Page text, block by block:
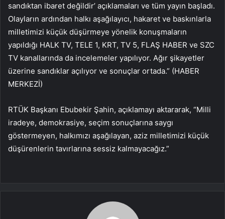
sandıktan ibaret değildir’ açıklamaları ve tüm yayın başladı.
Olayların ardından halkı aşağılayıcı, hakaret ve baskınlarla
milletimizi küçük düşürmeye yönelik konuşmaların
yapıldığı HALK TV, TELE 1, KRT, TV 5, FLAŞ HABER ve SZC
TV kanallarında da incelemeler yapılıyor. Ağır şikayetler
üzerine sandıklar açılıyor ve sonuçlar ortada.” (HABER
MERKEZİ)
RTÜK Başkanı Ebubekir Şahin, açıklamayı aktararak, “Milli
iradeye, demokrasiye, seçim sonuçlarına saygı
göstermeyen, halkımızı aşağılayan, aziz milletimizi küçük
düşürenlerin tavırlarına sessiz kalmayacağız.”